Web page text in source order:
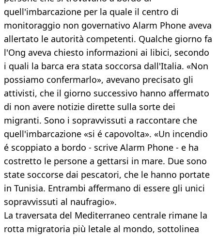
quell'imbarcazione per la quale il centro di
monitoraggio non governativo Alarm Phone aveva
allertato le autorità competenti. Qualche giorno fa
l'Ong aveva chiesto informazioni ai libici, secondo
i quali la barca era stata soccorsa dall'Italia. «Non
possiamo confermarlo», avevano precisato gli
attivisti, che il giorno successivo hanno affermato
di non avere notizie dirette sulla sorte dei
migranti. Sono i sopravvissuti a raccontare che
quell'imbarcazione «si é capovolta». «Un incendio
é scoppiato a bordo - scrive Alarm Phone - e ha
costretto le persone a gettarsi in mare. Due sono
state soccorse dai pescatori, che le hanno portate
in Tunisia. Entrambi affermano di essere gli unici
sopravvissuti al naufragio».
La traversata del Mediterraneo centrale rimane la
rotta migratoria più letale al mondo, sottolinea